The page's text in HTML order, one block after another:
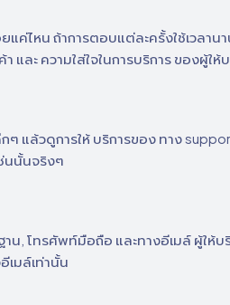
หน ถ้าการตอบแต่ละครั้งใช้เวลานาน
ละ ความใส่ใจในการบริการ ของผู้ให้
แล้วดูการให้ บริการของ ทาง
นนั้นจริงๆ
, โทรศัพท์มือถือ และทางอีเมล์ ผู้ให้บ
เมล์เท่านั้น